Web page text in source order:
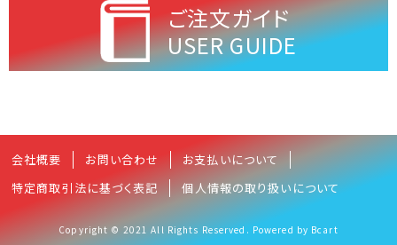
ご注文ガイド
USER GUIDE
会社概要 お問い合わせ
お支払いについて
特定商取引法に基づく表記
個人情報の取り扱いについて
Copyright © 2021 All Rights Reserved. Powered by Bcart